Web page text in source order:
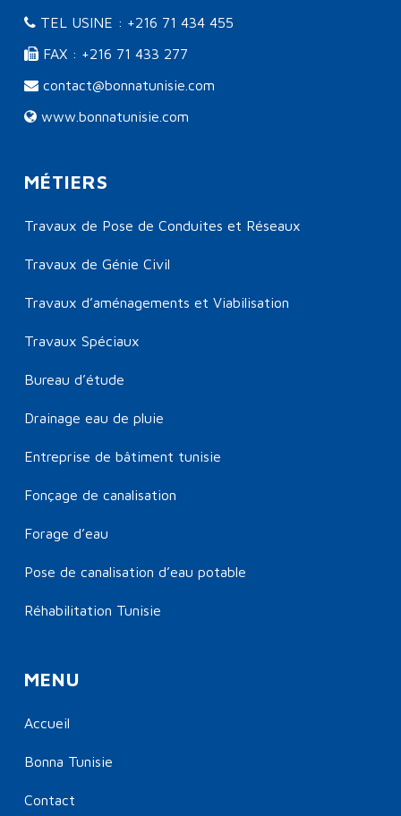
TEL USINE : +216 71 434 455
FAX : +216 71 433 277
contact@bonnatunisie.com
www.bonnatunisie.com
MÉTIERS
Travaux de Pose de Conduites et Réseaux
Travaux de Génie Civil
Travaux d’aménagements et Viabilisation
Travaux Spéciaux
Bureau d’étude
Drainage eau de pluie
Entreprise de bâtiment tunisie
Fonçage de canalisation
Forage d’eau
Pose de canalisation d’eau potable
Réhabilitation Tunisie
MENU
Accueil
Bonna Tunisie
Contact